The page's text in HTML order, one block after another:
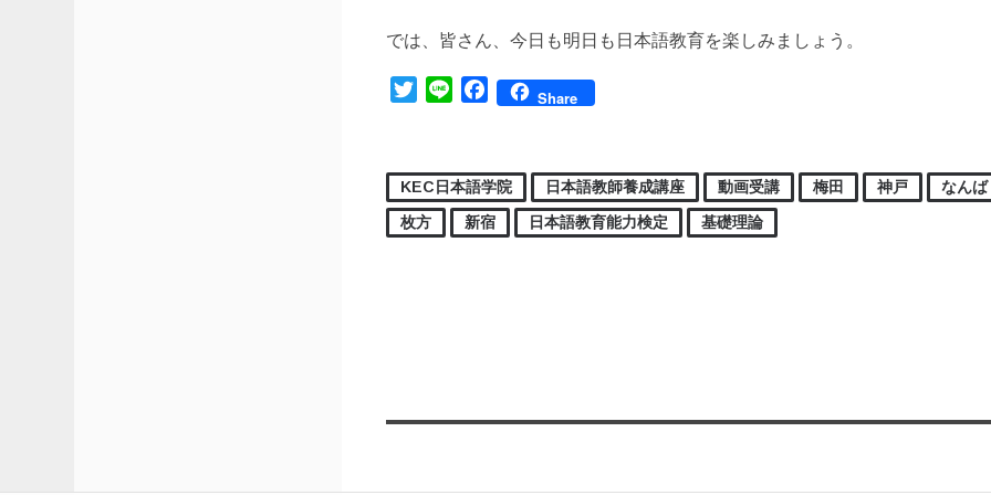
では、皆さん、今日も明日も日本語教育を楽しみましょう。
TwitterLine FacebookShare
KEC日本語学院 日本語教師養成講座 動画受講 梅田 神戸
なんば
枚方
新宿 日本語教育能力検定 基礎理論